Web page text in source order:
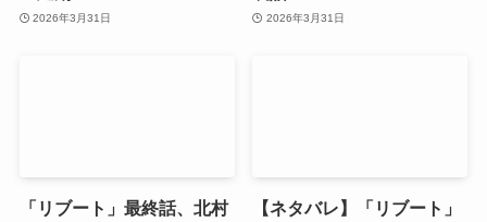
2026年3月31日 2026年3月31日
「リブート」最終話、北村
【ネタバレ】「リブート」